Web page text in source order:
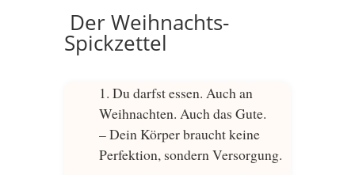
Der Weihnachts-
Spickzettel
Du darfst essen. Auch an
Weihnachten. Auch das Gute.
– Dein Körper braucht keine
Perfektion, sondern Versorgung.